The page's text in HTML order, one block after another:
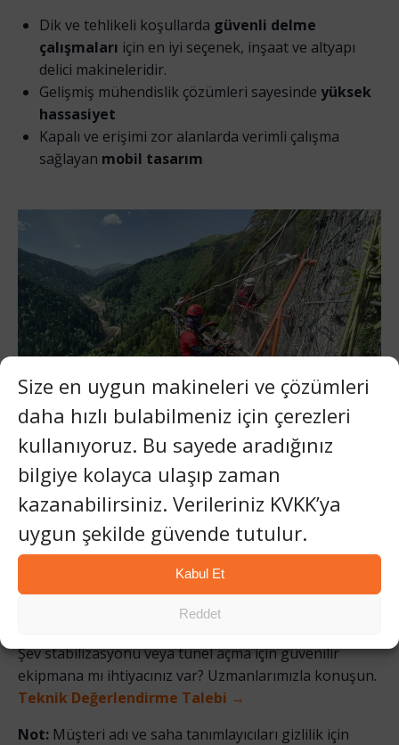
Size en uygun makineleri ve çözümleri
daha hızlı bulabilmeniz için çerezleri
kullanıyoruz. Bu sayede aradığınız
bilgiye kolayca ulaşıp zaman
kazanabilirsiniz. Verileriniz KVKK’ya
uygun şekilde güvende tutulur.
Kabul Et
Reddet
Dik ve tehlikeli koşullarda güvenli delme
çalışmaları için en iyi seçenek, inşaat ve altyapı
delici makineleridir.
Gelişmiş mühendislik çözümleri sayesinde yüksek
hassasiyet
Kapalı ve erişimi zor alanlarda verimli çalışma
sağlayan mobil tasarım
SET MAKINA’nın ekibi bize sadece bir makine
satmakla kalmadı, bir mühendislik sorununu
çözmemize yardımcı oldu.“
– Satın Alma Müdürü, Altyapı Firması
Sonraki Adımlar
Şev stabilizasyonu veya tünel açma için güvenilir
ekipmana mı ihtiyacınız var? Uzmanlarımızla konuşun.
Teknik Değerlendirme Talebi →
Not: Müşteri adı ve saha tanımlayıcıları gizlilik için